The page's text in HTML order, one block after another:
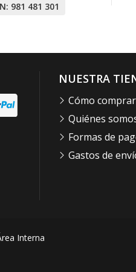
981 481 301
NUESTRA
Cómo comprar
Quiénes
Formas de
Gastos de
Interna